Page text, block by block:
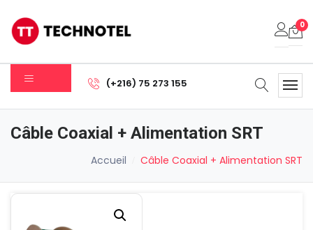
0
Votre panier est vide.
Sous-total: 0.000DT
Voir Le Panier Commander
(+216) 75 273 155
Câble Coaxial + Alimentation SRT
Accueil Câble Coaxial + Alimentation SRT